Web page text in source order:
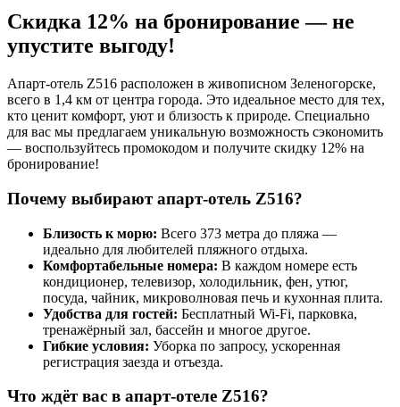
Скидка 12% на бронирование — не
упустите выгоду!
Апарт-отель Z516 расположен в живописном Зеленогорске,
всего в 1,4 км от центра города. Это идеальное место для тех,
кто ценит комфорт, уют и близость к природе. Специально
для вас мы предлагаем уникальную возможность сэкономить
— воспользуйтесь промокодом и получите скидку 12% на
бронирование!
Почему выбирают апарт-отель Z516?
Близость к морю: Всего 373 метра до пляжа —
идеально для любителей пляжного отдыха.
Комфортабельные номера: В каждом номере есть
кондиционер, телевизор, холодильник, фен, утюг,
посуда, чайник, микроволновая печь и кухонная плита.
Удобства для гостей: Бесплатный Wi-Fi, парковка,
тренажёрный зал, бассейн и многое другое.
Гибкие условия: Уборка по запросу, ускоренная
регистрация заезда и отъезда.
Что ждёт вас в апарт-отеле Z516?